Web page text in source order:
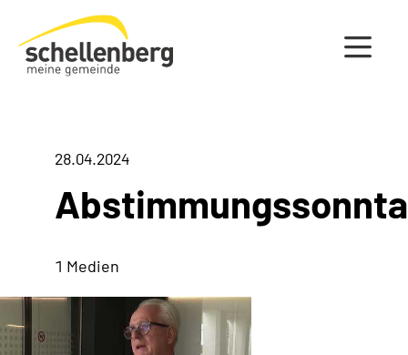
Gemeinde Schellenberg Startseite
28.04.2024
1 Medien